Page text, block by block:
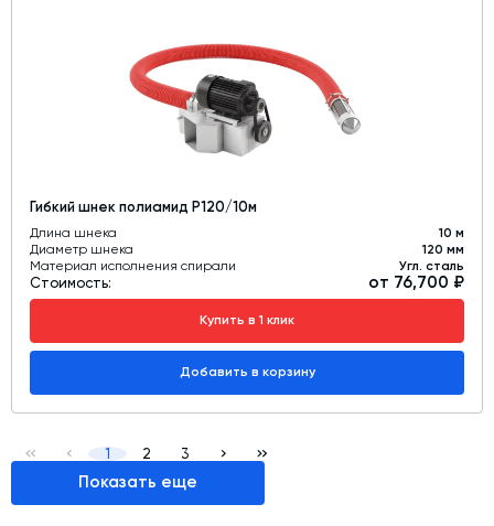
Гибкий шнек полиамид Р120/10м
Длина шнека
10 м
Диаметр шнека
120 мм
Материал исполнения спирали
Угл. сталь
Стоимость: от 76,700 ₽
Купить в 1 клик
Добавить в корзину
1 2 3
Показать еще